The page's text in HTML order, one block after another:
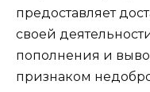
предоставляет
своей
пополнения и
признаком